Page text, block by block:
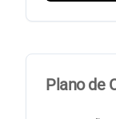
Plano de